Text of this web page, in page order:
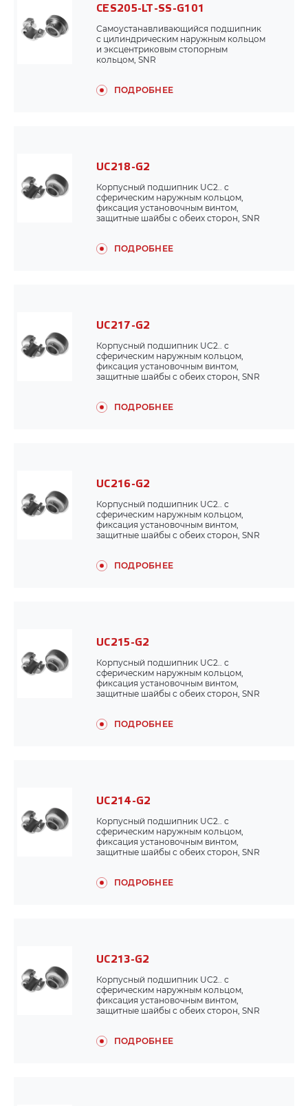
Самоустанавливающиеся подшипники
Чугунные корпуса подшипников
Обгонные муфты, стопоры обратного хода
Подшипники качения
Подшипниковые корпуса
CES205-LT-SS-G101
Самоустанавливающийся подшипник
с цилиндрическим наружным кольцом
и эксцентриковым стопорным
кольцом, SNR
ПОДРОБНЕЕ
UC218-G2
Корпусный подшипник UC2.. с
сферическим наружным кольцом,
фиксация установочным винтом,
защитные шайбы с обеих сторон, SNR
ПОДРОБНЕЕ
UC217-G2
Корпусный подшипник UC2.. с
сферическим наружным кольцом,
фиксация установочным винтом,
защитные шайбы с обеих сторон, SNR
ПОДРОБНЕЕ
UC216-G2
Корпусный подшипник UC2.. с
сферическим наружным кольцом,
фиксация установочным винтом,
защитные шайбы с обеих сторон, SNR
ПОДРОБНЕЕ
UC215-G2
Корпусный подшипник UC2.. с
сферическим наружным кольцом,
фиксация установочным винтом,
защитные шайбы с обеих сторон, SNR
ПОДРОБНЕЕ
UC214-G2
Корпусный подшипник UC2.. с
сферическим наружным кольцом,
фиксация установочным винтом,
защитные шайбы с обеих сторон, SNR
ПОДРОБНЕЕ
UC213-G2
Корпусный подшипник UC2.. с
сферическим наружным кольцом,
фиксация установочным винтом,
защитные шайбы с обеих сторон, SNR
ПОДРОБНЕЕ